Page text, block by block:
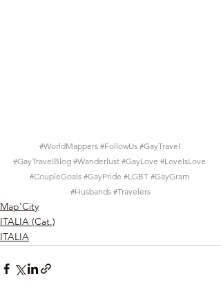
#WorldMappers #FollowUs #GayTravel
#GayTravelBlog #Wanderlust #GayLove #LoveIsLove
#CoupleGoals #GayPride #LGBT #GayGram
#Husbands #Travelers
Map'City
ITALIA (Cat.)
ITALIA